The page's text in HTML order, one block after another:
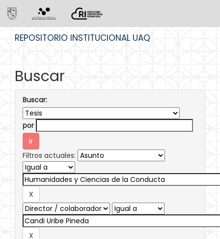
REPOSITORIO INSTITUCIONAL UAQ
Buscar
Buscar:
por
Filtros actuales: